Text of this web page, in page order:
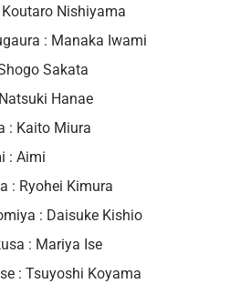
Nishiyama
: Manaka Iwami
Sakata
Hanae
: Kaito Miura
: Aimi
: Ryohei Kimura
: Daisuke Kishio
: Mariya Ise
: Tsuyoshi Koyama